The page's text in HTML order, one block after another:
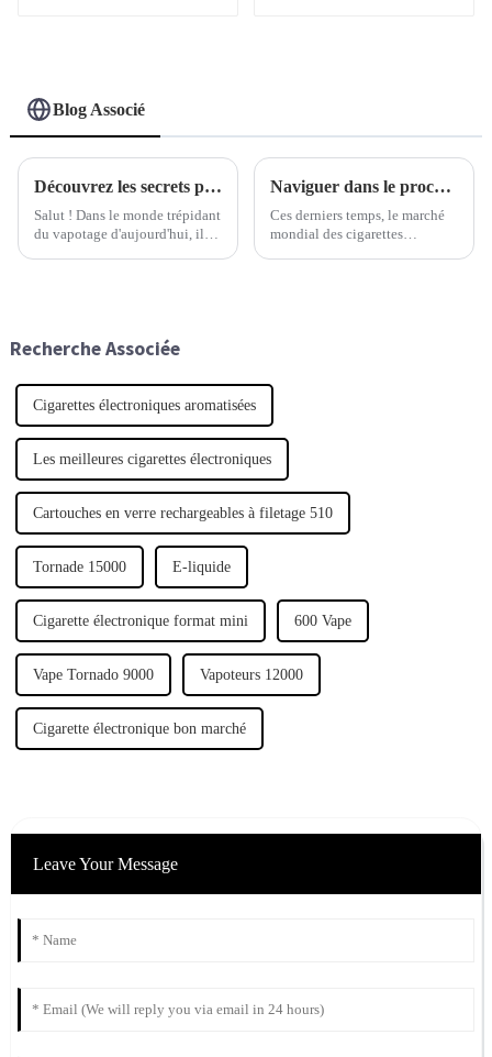
Blog Associé
Découvrez les secrets pour trouver le vaporisateur personnalisé parfait
Salut ! Dans le monde trépidant
du vapotage d'aujourd'hui, il
Naviguer dans le processus de certification à l'exportation pour le meilleur de l'industrie de la cigarette électronique jetable
Ces derniers temps, le marché
mondial des cigarettes
Recherche Associée
Cigarettes électroniques aromatisées
Les meilleures cigarettes électroniques
Cartouches en verre rechargeables à filetage 510
Tornade 15000 E-liquide
Cigarette électronique format mini 600 Vape
Vape Tornado 9000 Vapoteurs 12000
Cigarette électronique bon marché
Leave Your Message